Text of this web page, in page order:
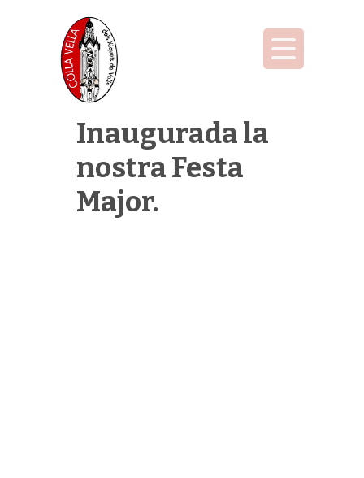
Inaugurada la
nostra Festa
Major.